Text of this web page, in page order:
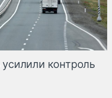
контроль